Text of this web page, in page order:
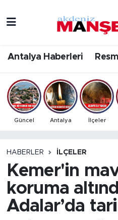
Antalya Haberleri
Güncel Antalya İlçeler
HABERLER İLÇELER
Kemer'in
koruma
Adalar’da
Bilim & Teknoloji
Eğitim
Ekonomi
Gündem
İlçeler
Antalya Hava Durumu
Antalya Namaz
Antalya Trafik
Tüm Manşetler
Son Dakika Haberleri